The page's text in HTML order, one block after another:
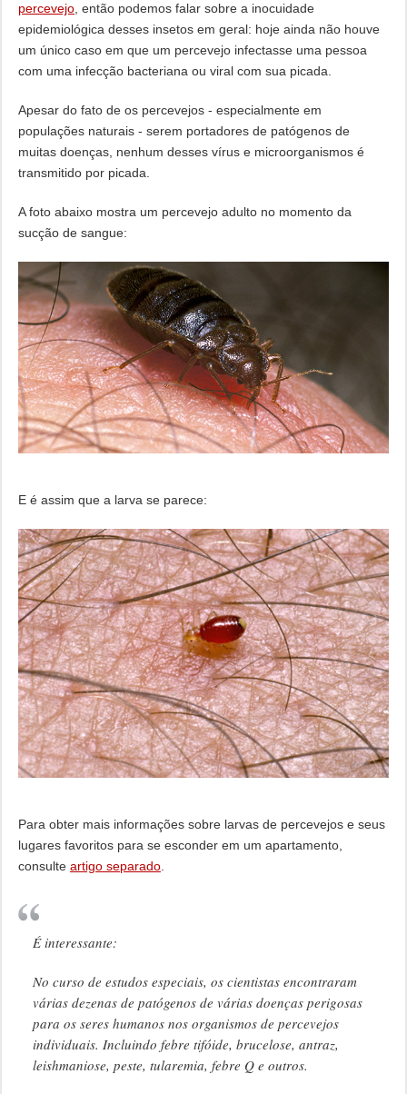
percevejo, então podemos falar sobre a inocuidade
epidemiológica desses insetos em geral: hoje ainda não houve
um único caso em que um percevejo infectasse uma pessoa
com uma infecção bacteriana ou viral com sua picada.
Apesar do fato de os percevejos - especialmente em
populações naturais - serem portadores de patógenos de
muitas doenças, nenhum desses vírus e microorganismos é
transmitido por picada.
A foto abaixo mostra um percevejo adulto no momento da
sucção de sangue:
E é assim que a larva se parece:
Para obter mais informações sobre larvas de percevejos e seus
lugares favoritos para se esconder em um apartamento,
consulte artigo separado.
É interessante:
No curso de estudos especiais, os cientistas encontraram
várias dezenas de patógenos de várias doenças perigosas
para os seres humanos nos organismos de percevejos
individuais. Incluindo febre tifóide, brucelose, antraz,
leishmaniose, peste, tularemia, febre Q e outros.